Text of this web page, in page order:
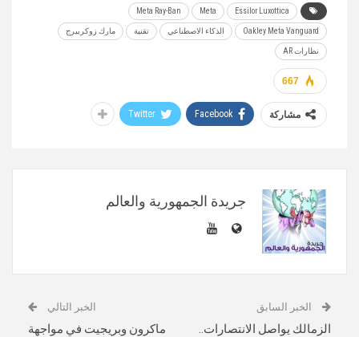
Essilor Luxottica
Meta
Meta Ray-Ban
Oakley Meta Vanguard الذكاء الاصطناعي تقنية مارك زوكربيرج
نظارات AR
667
مشاركة Facebook
Twitter
جريدة الجمهورية والعالم
الخبر السابق
الزمالك يواصل الانتصارات..
الخبر التالي
ماكرون وبريجيت في مواجهة